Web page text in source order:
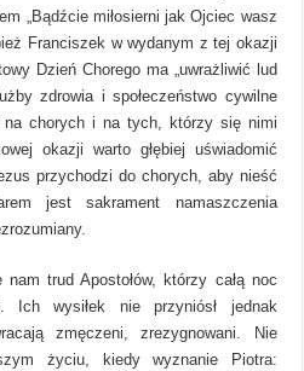
„Bądźcie miłosierni jak Ojciec wasz
Franciszek w wydanym z tej okazji
Dzień Chorego ma „uwrażliwić lud
zdrowia i społeczeństwo cywilne
na chorych i na tych, którzy się nimi
okazji warto głębiej uświadomić
przychodzi do chorych, aby nieść
jest sakrament namaszczenia
trud Apostołów, którzy całą noc
Ich wysiłek nie przyniósł jednak
zmęczeni, zrezygnowani. Nie
życiu, kiedy wyznanie Piotra: